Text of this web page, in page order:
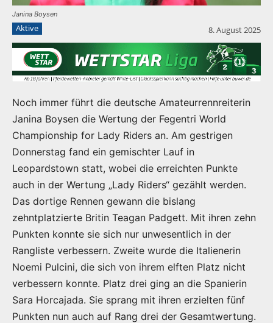
Janina Boysen
Aktive 8. August 2025
Noch immer führt die deutsche Amateurrennreiterin
Janina Boysen die Wertung der Fegentri World
Championship for Lady Riders an. Am gestrigen
Donnerstag fand ein gemischter Lauf in
Leopardstown statt, wobei die erreichten Punkte
auch in der Wertung „Lady Riders“ gezählt werden.
Das dortige Rennen gewann die bislang
zehntplatzierte Britin Teagan Padgett. Mit ihren zehn
Punkten konnte sie sich nur unwesentlich in der
Rangliste verbessern. Zweite wurde die Italienerin
Noemi Pulcini, die sich von ihrem elften Platz nicht
verbessern konnte. Platz drei ging an die Spanierin
Sara Horcajada. Sie sprang mit ihren erzielten fünf
Punkten nun auch auf Rang drei der Gesamtwertung.